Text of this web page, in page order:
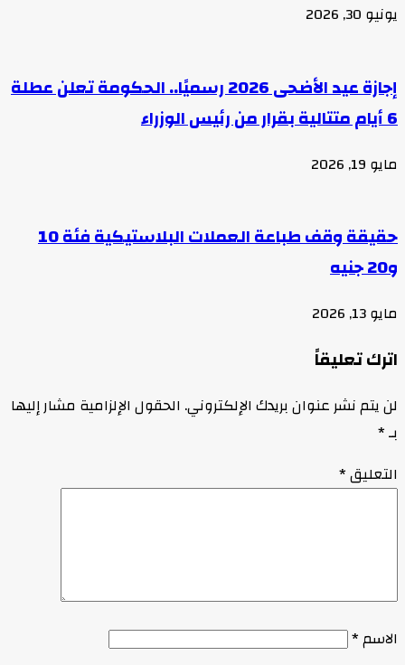
يونيو 30, 2026
إجازة عيد الأضحى 2026 رسميًا.. الحكومة تعلن عطلة
6 أيام متتالية بقرار من رئيس الوزراء
مايو 19, 2026
حقيقة وقف طباعة العملات البلاستيكية فئة 10
و20 جنيه
مايو 13, 2026
اترك تعليقاً
لن يتم نشر عنوان بريدك الإلكتروني. الحقول الإلزامية مشار إليها
بـ*
التعليق*
الاسم*